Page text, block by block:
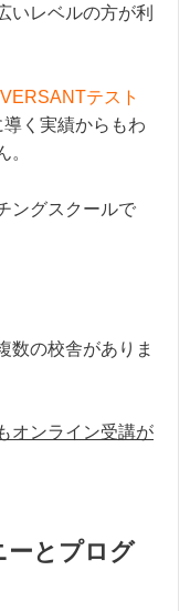
いレベルの方が利
テスト
く実績からもわ
。
ングスクールで
数の校舎がありま
オンライン受講が
ーとプログ